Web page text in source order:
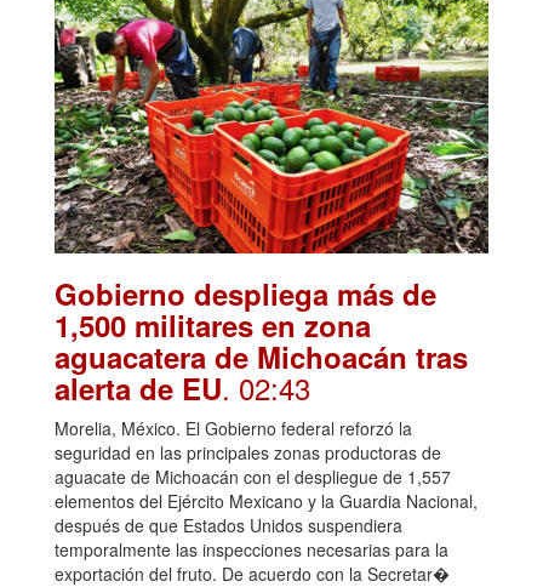
Gobierno despliega más de
1,500 militares en zona
aguacatera de Michoacán tras
alerta de EU. 02:43
Morelia, México. El Gobierno federal reforzó la
seguridad en las principales zonas productoras de
aguacate de Michoacán con el despliegue de 1,557
elementos del Ejército Mexicano y la Guardia Nacional,
después de que Estados Unidos suspendiera
temporalmente las inspecciones necesarias para la
exportación del fruto. De acuerdo con la Secretar�